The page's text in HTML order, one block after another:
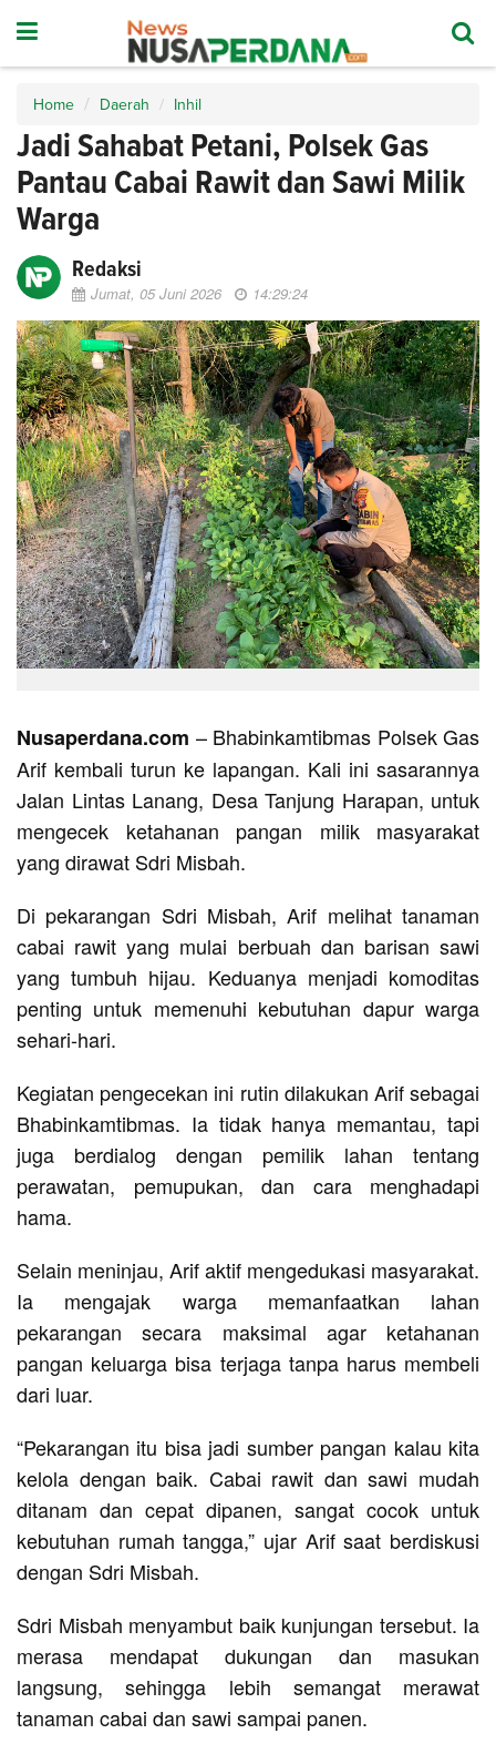
Home Daerah Inhil
Jadi Sahabat Petani, Polsek Gas
Pantau Cabai Rawit dan Sawi Milik
Warga
Redaksi
Jumat, 05 Juni 2026 14:29:24
Nusaperdana.com – Bhabinkamtibmas Polsek Gas
Arif kembali turun ke lapangan. Kali ini sasarannya
Jalan Lintas Lanang, Desa Tanjung Harapan, untuk
mengecek ketahanan pangan milik masyarakat
yang dirawat Sdri Misbah.
Di pekarangan Sdri Misbah, Arif melihat tanaman
cabai rawit yang mulai berbuah dan barisan sawi
yang tumbuh hijau. Keduanya menjadi komoditas
penting untuk memenuhi kebutuhan dapur warga
sehari-hari.
Kegiatan pengecekan ini rutin dilakukan Arif sebagai
Bhabinkamtibmas. Ia tidak hanya memantau, tapi
juga berdialog dengan pemilik lahan tentang
perawatan, pemupukan, dan cara menghadapi
hama.
Selain meninjau, Arif aktif mengedukasi masyarakat.
Ia mengajak warga memanfaatkan lahan
pekarangan secara maksimal agar ketahanan
pangan keluarga bisa terjaga tanpa harus membeli
dari luar.
“Pekarangan itu bisa jadi sumber pangan kalau kita
kelola dengan baik. Cabai rawit dan sawi mudah
ditanam dan cepat dipanen, sangat cocok untuk
kebutuhan rumah tangga,” ujar Arif saat berdiskusi
dengan Sdri Misbah.
Sdri Misbah menyambut baik kunjungan tersebut. Ia
merasa mendapat dukungan dan masukan
langsung, sehingga lebih semangat merawat
tanaman cabai dan sawi sampai panen.